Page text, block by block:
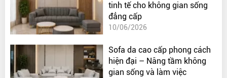
tinh tế cho không gian sống
đẳng cấp
10/06/2026
Sofa da cao cấp phong cách
hiện đại – Nâng tầm không
gian sống và làm việc